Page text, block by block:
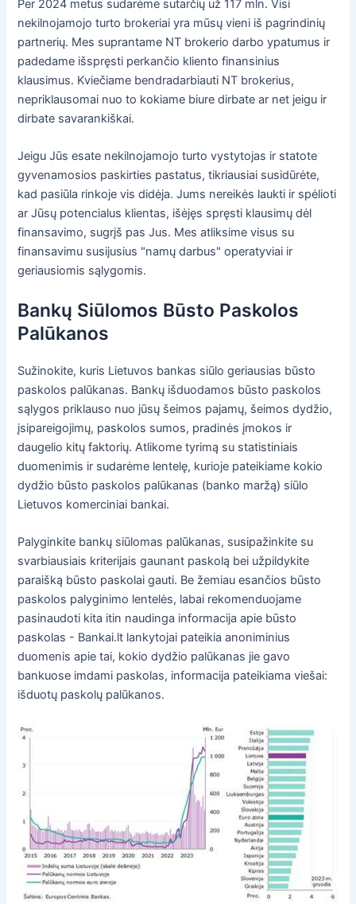
Per 2024 metus sudarėme sutarčių už 117 mln. Visi
nekilnojamojo turto brokeriai yra mūsų vieni iš pagrindinių
partnerių. Mes suprantame NT brokerio darbo ypatumus ir
padedame išspręsti perkančio kliento finansinius
klausimus. Kviečiame bendradarbiauti NT brokerius,
nepriklausomai nuo to kokiame biure dirbate ar net jeigu ir
dirbate savarankiškai.
Jeigu Jūs esate nekilnojamojo turto vystytojas ir statote
gyvenamosios paskirties pastatus, tikriausiai susidūrėte,
kad pasiūla rinkoje vis didėja. Jums nereikės laukti ir spėlioti
ar Jūsų potencialus klientas, išėjęs spręsti klausimų dėl
finansavimo, sugrįš pas Jus. Mes atliksime visus su
finansavimu susijusius "namų darbus" operatyviai ir
geriausiomis sąlygomis.
Bankų Siūlomos Būsto Paskolos
Palūkanos
Sužinokite, kuris Lietuvos bankas siūlo geriausias būsto
paskolos palūkanas. Bankų išduodamos būsto paskolos
sąlygos priklauso nuo jūsų šeimos pajamų, šeimos dydžio,
įsipareigojimų, paskolos sumos, pradinės įmokos ir
daugelio kitų faktorių. Atlikome tyrimą su statistiniais
duomenimis ir sudarėme lentelę, kurioje pateikiame kokio
dydžio būsto paskolos palūkanas (banko maržą) siūlo
Lietuvos komerciniai bankai.
Palyginkite bankų siūlomas palūkanas, susipažinkite su
svarbiausiais kriterijais gaunant paskolą bei užpildykite
paraišką būsto paskolai gauti. Be žemiau esančios būsto
paskolos palyginimo lentelės, labai rekomenduojame
pasinaudoti kita itin naudinga informacija apie būsto
paskolas - Bankai.lt lankytojai pateikia anoniminius
duomenis apie tai, kokio dydžio palūkanas jie gavo
bankuose imdami paskolas, informacija pateikiama viešai:
išduotų paskolų palūkanos.